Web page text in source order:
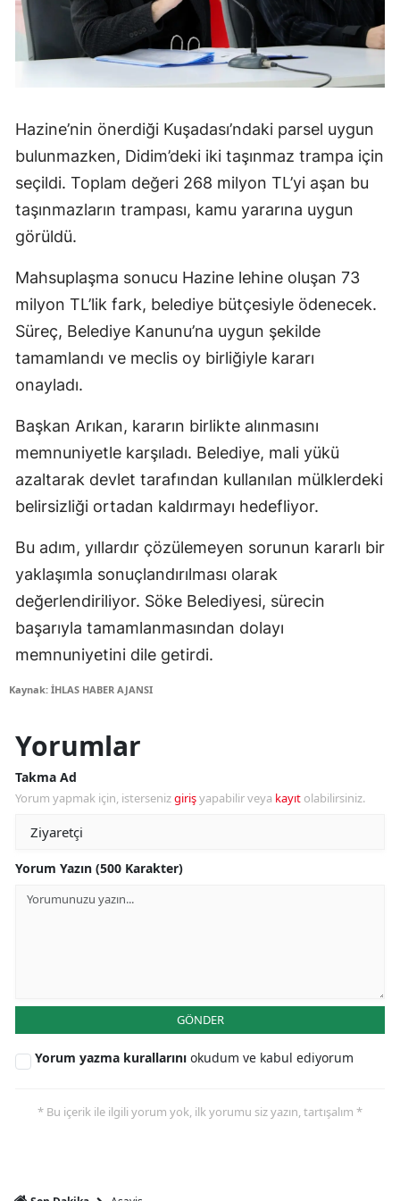
Hazine’nin önerdiği Kuşadası’ndaki parsel uygun
bulunmazken, Didim’deki iki taşınmaz trampa için
seçildi. Toplam değeri 268 milyon TL’yi aşan bu
taşınmazların trampası, kamu yararına uygun
görüldü.
Mahsuplaşma sonucu Hazine lehine oluşan 73
milyon TL’lik fark, belediye bütçesiyle ödenecek.
Süreç, Belediye Kanunu’na uygun şekilde
tamamlandı ve meclis oy birliğiyle kararı
onayladı.
Başkan Arıkan, kararın birlikte alınmasını
memnuniyetle karşıladı. Belediye, mali yükü
azaltarak devlet tarafından kullanılan mülklerdeki
belirsizliği ortadan kaldırmayı hedefliyor.
Bu adım, yıllardır çözülemeyen sorunun kararlı bir
yaklaşımla sonuçlandırılması olarak
değerlendiriliyor. Söke Belediyesi, sürecin
başarıyla tamamlanmasından dolayı
memnuniyetini dile getirdi.
Kaynak: İHLAS HABER AJANSI
Yorumlar
Takma Ad
Yorum yapmak için, istersenizgirişyapabilir veya kayıt olabilirsiniz.
Yorum Yazın (500 Karakter)
GÖNDER
Yorum yazma kurallarını okudum ve kabul ediyorum
* Bu içerik ile ilgili yorum yok, ilk yorumu siz yazın, tartışalım *